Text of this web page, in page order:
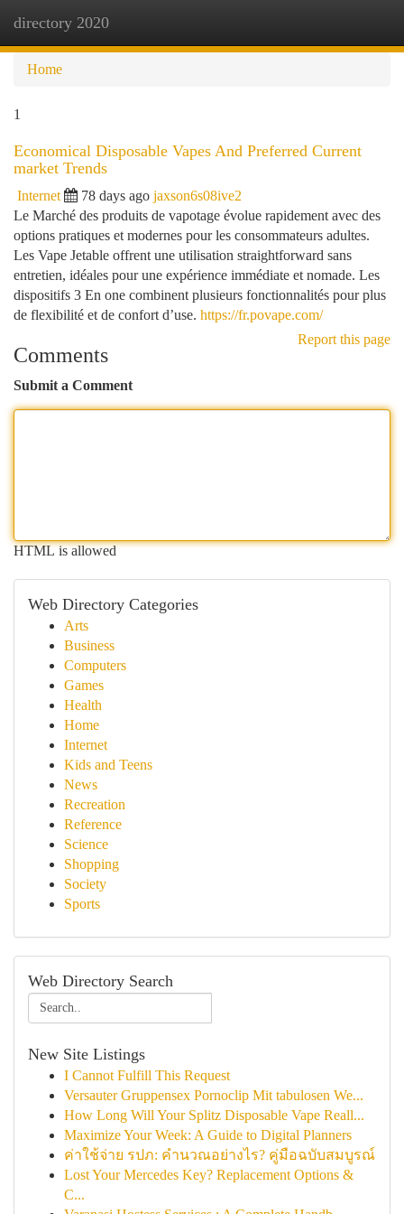
directory 2020
Home
1
Economical Disposable Vapes And Preferred Current
market Trends
Internet 78 days ago jaxson6s08ive2
Le Marché des produits de vapotage évolue rapidement avec des
options pratiques et modernes pour les consommateurs adultes.
Les Vape Jetable offrent une utilisation straightforward sans
entretien, idéales pour une expérience immédiate et nomade. Les
dispositifs 3 En one combinent plusieurs fonctionnalités pour plus
de flexibilité et de confort d’use. https://fr.povape.com/
Report this page
Comments
Submit a Comment
HTML is allowed
Web Directory Categories
Arts
Business
Computers
Games
Health
Home
Internet
Kids and Teens
News
Recreation
Reference
Science
Shopping
Society
Sports
Web Directory Search
New Site Listings
I Cannot Fulfill This Request
Versauter Gruppensex Pornoclip Mit tabulosen We...
How Long Will Your Splitz Disposable Vape Reall...
Maximize Your Week: A Guide to Digital Planners
ค่าใช้จ่าย รปภ: คำนวณอย่างไร? คู่มือฉบับสมบูรณ์
Lost Your Mercedes Key? Replacement Options &
C...